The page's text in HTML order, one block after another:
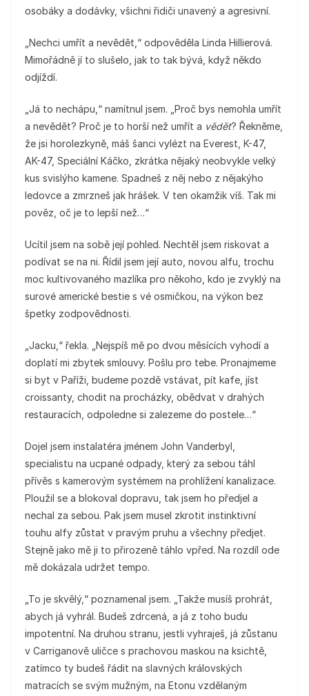
osobáky a dodávky, všichni řidiči unavený a agresivní.
„Nechci umřít a nevědět,“ odpověděla Linda Hillierová.
Mimořádně jí to slušelo, jak to tak bývá, když někdo
odjíždí.
„Já to nechápu,“ namítnul jsem. „Proč bys nemohla umřít
a nevědět? Proč je to horší než umřít a vědět? Řekněme,
že jsi horolezkyně, máš šanci vylézt na Everest, K-47,
AK-47, Speciální Káčko, zkrátka nějaký neobvykle velký
kus svislýho kamene. Spadneš z něj nebo z nějakýho
ledovce a zmrzneš jak hrášek. V ten okamžik víš. Tak mi
pověz, oč je to lepší než…“
Ucítil jsem na sobě její pohled. Nechtěl jsem riskovat a
podívat se na ni. Řídil jsem její auto, novou alfu, trochu
moc kultivovaného mazlíka pro někoho, kdo je zvyklý na
surové americké bestie s vé osmičkou, na výkon bez
špetky zodpovědnosti.
„Jacku,“ řekla. „Nejspíš mě po dvou měsících vyhodí a
doplatí mi zbytek smlouvy. Pošlu pro tebe. Pronajmeme
si byt v Paříži, budeme pozdě vstávat, pít kafe, jíst
croissanty, chodit na procházky, obědvat v drahých
restauracích, odpoledne si zalezeme do postele…“
Dojel jsem instalatéra jménem John Vanderbyl,
specialistu na ucpané odpady, který za sebou táhl
přívěs s kamerovým systémem na prohlížení kanalizace.
Ploužil se a blokoval dopravu, tak jsem ho předjel a
nechal za sebou. Pak jsem musel zkrotit instinktivní
touhu alfy zůstat v pravým pruhu a všechny předjet.
Stejně jako mě ji to přirozeně táhlo vpřed. Na rozdíl ode
mě dokázala udržet tempo.
„To je skvělý,“ poznamenal jsem. „Takže musíš prohrát,
abych já vyhrál. Budeš zdrcená, a já z toho budu
impotentní. Na druhou stranu, jestli vyhraješ, já zůstanu
v Carriganově uličce s prachovou maskou na ksichtě,
zatímco ty budeš řádit na slavných královských
matracích se svým mužným, na Etonu vzdělaným